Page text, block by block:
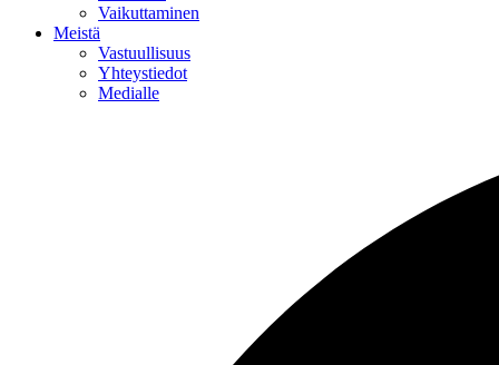
Vaikuttaminen
Meistä
Vastuullisuus
Yhteystiedot
Medialle